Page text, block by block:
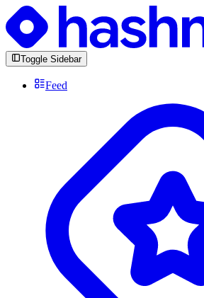
Toggle Sidebar
Feed